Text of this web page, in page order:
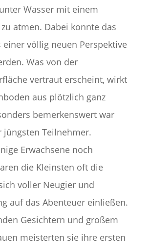
Wasser mit einem
atmen. Dabei konnte das
einer völlig neuen Perspektive
Was von der
vertraut erscheint, wirkt
aus plötzlich ganz
bemerkenswert war
jüngsten Teilnehmer.
Erwachsene noch
die Kleinsten oft die
voller Neugier und
auf das Abenteuer einließen.
Gesichtern und großem
meisterten sie ihre ersten